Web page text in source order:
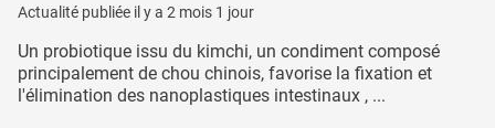
Actualité publiée il y a 2 mois 1 jour
Un probiotique issu du kimchi, un condiment composé
principalement de chou chinois, favorise la fixation et
l'élimination des nanoplastiques intestinaux , ...